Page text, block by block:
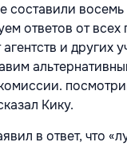
восемь
ответов от всех
и других
Кику.
в ответ, что